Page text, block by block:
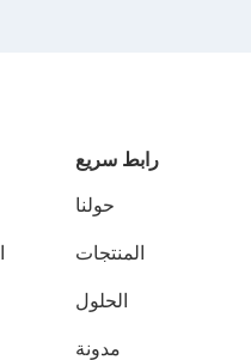
رابط سريع
حولنا
المنتجات
الحلول
مدونة